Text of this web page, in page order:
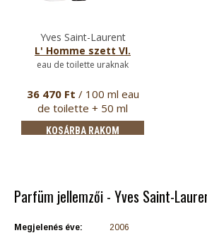
Yves Saint-Laurent
L' Homme szett VI.
eau de toilette uraknak
36 470 Ft / 100 ml eau
de toilette + 50 ml
tufürdő
KOSÁRBA RAKOM
Parfüm jellemzői - Yves Saint-
Megjelenés éve:
2006